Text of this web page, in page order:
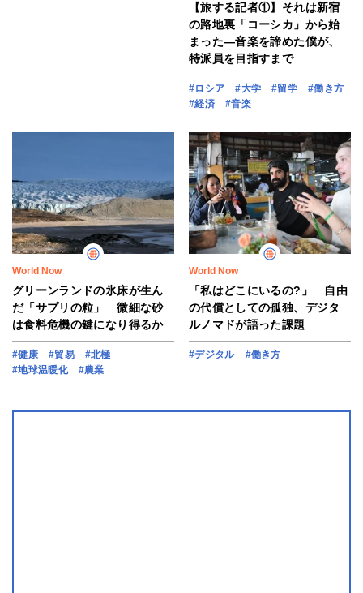
【旅する記者①】それは新宿
の路地裏「コーシカ」から始
まった―音楽を諦めた僕が、
特派員を目指すまで
#ロシア #大学 #留学
#働き方
#経済
#音楽
World Now
グリーンランドの氷床が生ん
だ「サプリの粒」 微細な砂
は食料危機の鍵になり得るか
#健康 #貿易
#北極
#地球温暖化
#農業
World Now
「私はどこにいるの?」 自由
の代償としての孤独、デジタ
ルノマドが語った課題
#デジタル #働き方